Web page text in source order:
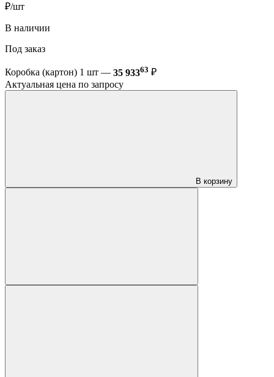
₽/шт
В наличии
Под заказ
Коробка (картон) 1 шт — 35 93363 ₽
Актуальная цена по запросу
В корзину